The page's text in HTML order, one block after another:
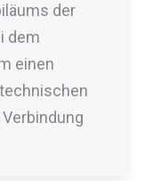
der
dem
einen